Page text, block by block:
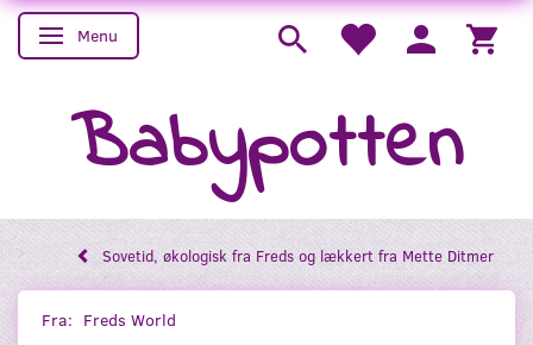
Skifte navigation
Menu
Babypotten
Sovetid, økologisk fra Freds og lækkert fra Mette Ditmer
Fra: Freds World